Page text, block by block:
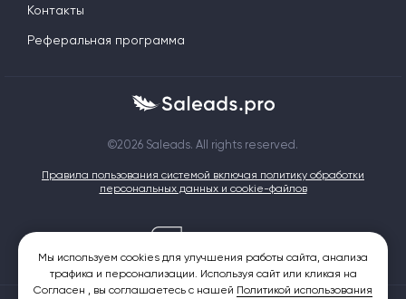
©2026 Saleads. All rights reserved.
Правила пользования системой включая политику обработки
персональных данных и cookie-файлов
Контакты
Реферальная программа
Мы используем cookies для улучшения работы сайта, анализа
трафика и персонализации. Используя сайт или кликая на
Согласен , вы соглашаетесь с нашей Политикой использования